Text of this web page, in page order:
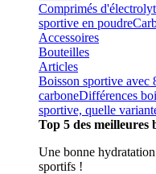
Comprimés
sportive en poudre
Accessoires
Bouteilles
Articles
Boisson sportive avec
carboneDifférences
sportive, quelle
Top 5 des meilleures
Une bonne
sportifs !